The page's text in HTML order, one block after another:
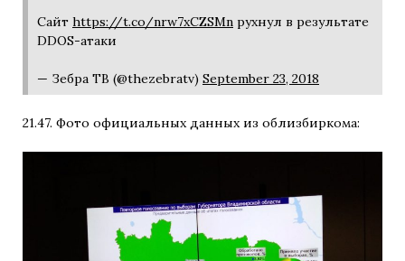
Сайт https://t.co/nrw7xCZSMn рухнул в результате
DDOS-атаки
— Зебра ТВ (@thezebratv) September 23, 2018
21.47. Фото официальных данных из облизбиркома: